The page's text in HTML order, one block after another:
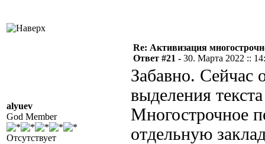
alyuev
God Member
Отсутствует
Re: Активизация
Ответ #21 - 30. Марта 2022 ::
Забавно. Сейчас
выделения
Многострочное
отдельную